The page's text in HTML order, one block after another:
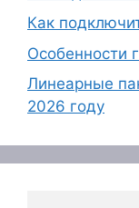
Как
Особенности
Линеарные
2026 году